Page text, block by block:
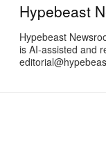
Hypebeast
Hypebeast
is AI-assisted and